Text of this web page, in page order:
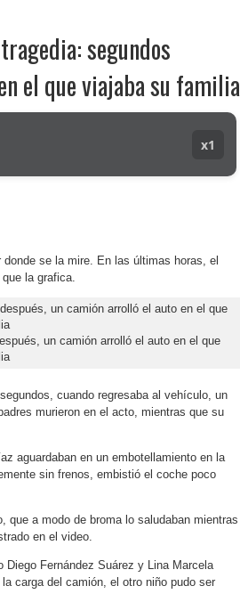
segundos
el que viajaba su familia
x1
se la mire. En las últimas horas, el
la grafica.
un camión arrolló el auto en el que
cuando regresaba al vehículo, un
murieron en el acto, mientras que su
aguardaban en un embotellamiento en la
sin frenos, embistió el coche poco
que a modo de broma lo saludaban mientras
en el video.
Fernández Suárez y Lina Marcela
carga del camión, el otro niño pudo ser